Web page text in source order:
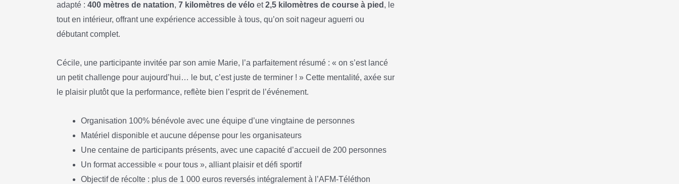
adapté : 400 mètres de natation, 7 kilomètres de vélo et2,5 kilomètres de course à pied , le
tout en intérieur, offrant une expérience accessible à tous, qu’on soit nageur aguerri ou
débutant complet.
Cécile, une participante invitée par son amie Marie, l’a parfaitement résumé : « on s’est lancé
un petit challenge pour aujourd’hui… le but, c’est juste de terminer ! » Cette mentalité, axée sur
le plaisir plutôt que la performance, reflète bien l’esprit de l’événement.
Organisation 100% bénévole avec une équipe d’une vingtaine de personnes
Matériel disponible et aucune dépense pour les organisateurs
Une centaine de participants présents, avec une capacité d’accueil de 200 personnes
Un format accessible « pour tous », alliant plaisir et défi sportif
Objectif de récolte : plus de 1 000 euros reversés intégralement à l’AFM-Téléthon